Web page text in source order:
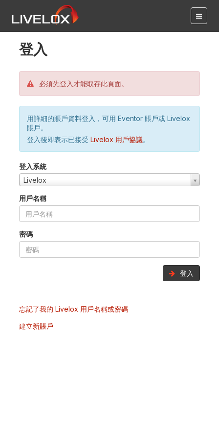
登入
必須先登入才能取存此頁面。
用詳細的賬戶資料登入，可用 Eventor 賬戶或 Livelox
賬戶。
登入後即表示已接受 Livelox 用戶協議。
登入系統
Livelox
用戶名稱
密碼
登入
忘記了我的 Livelox 用戶名稱或密碼
建立新賬戶